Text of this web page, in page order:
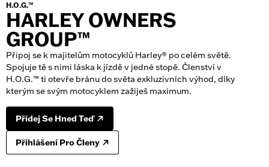
H.O.G.™
HARLEY OWNERS
GROUP™
Připoj se k majitelům motocyklů Harley® po celém světě.
Spojuje tě s nimi láska k jízdě v jedné stopě. Členství v
H.O.G.™ ti otevře bránu do světa exkluzivních výhod, díky
kterým se svým motocyklem zažiješ maximum.
Přidej Se Hned Teď
Přihlášení Pro Členy